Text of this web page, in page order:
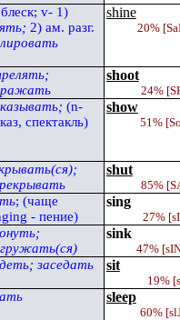
v- 1)
2) ам. разг.
shine
20% [
shoot
24% [
(n-
спектакль)
show
51% [
shut
85% [
; (чаще
- пение)
sing
27%
sink
47% [
заседать sit
19%
sleep
60%